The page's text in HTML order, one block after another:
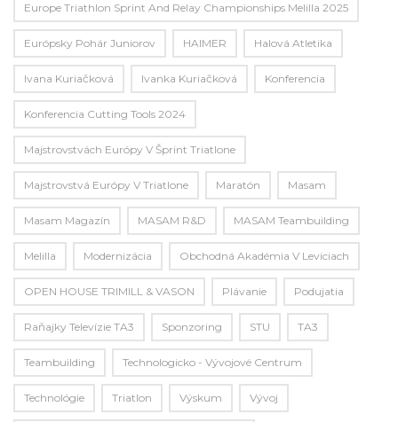
Europe Triathlon Sprint And Relay Championships Melilla 2025
Európsky Pohár Juniorov HAIMER Halová Atletika
Ivana Kuriačková Ivanka Kuriačková Konferencia
Konferencia Cutting Tools 2024
Majstrovstvách Európy V Šprint Triatlone
Majstrovstvá Európy V Triatlone Maratón Masam
Masam Magazín MASAM R&D MASAM Teambuilding
Melilla Modernizácia Obchodná Akadémia V Leviciach
OPEN HOUSE TRIMILL & VASON Plávanie Podujatia
Raňajky Televízie TA3 Sponzoring STU TA3
Teambuilding Technologicko - Vývojové Centrum
Technológie Triatlon Výskum Vývoj